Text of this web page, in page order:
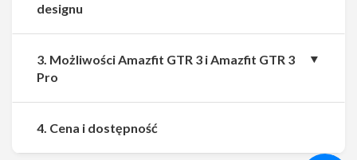
Udostępnij
designu
3. Możliwości Amazfit GTR 3 i Amazfit GTR 3
Pro
4. Cena i dostępność